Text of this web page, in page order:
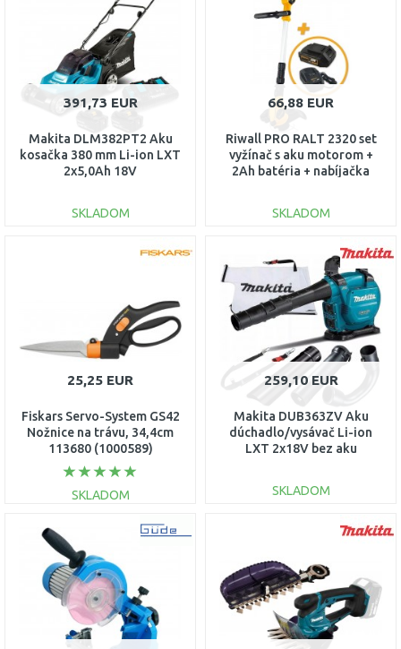
Porovnať Porovnať
391,73 EUR
Makita DLM382PT2 Aku
kosačka 380 mm Li-ion LXT
2x5,0Ah 18V
SKLADOM
DO KOŠÍKA
66,88 EUR
Riwall PRO RALT 2320 set
vyžínač s aku motorom +
2Ah batéria + nabíjačka
SKLADOM
DO KOŠÍKA
Porovnať
25,25 EUR
Fiskars Servo-System GS42
Nožnice na trávu, 34,4cm
113680 (1000589)
SKLADOM
DO KOŠÍKA
Porovnať
259,10 EUR
Makita DUB363ZV Aku
dúchadlo/vysávač Li-ion
LXT 2x18V bez aku
SKLADOM
DO KOŠÍKA
Porovnať